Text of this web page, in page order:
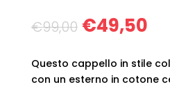
€99,00 Il
prezzo
originale
era:
€49,50Il
è:
Questo cappello in stile
con un esterno in cotone